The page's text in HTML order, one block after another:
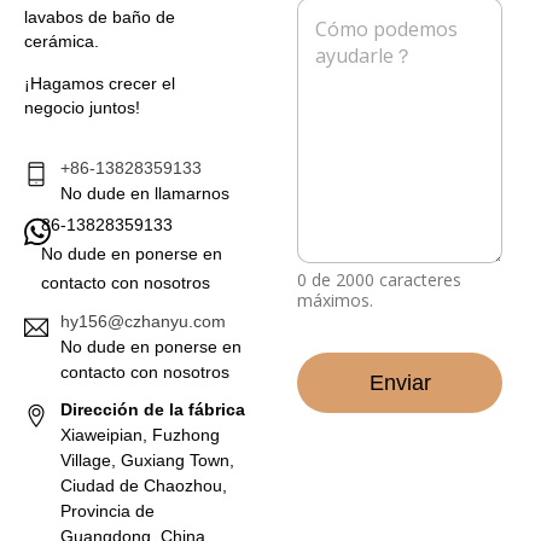
lavabos de baño de
cerámica.
¡Hagamos crecer el
negocio juntos!
+86-13828359133
No dude en llamarnos
86-13828359133
No dude en ponerse en
contacto con nosotros
hy156@czhanyu.com
No dude en ponerse en
contacto con nosotros
Dirección de la fábrica
Xiaweipian, Fuzhong
Village, Guxiang Town,
Ciudad de Chaozhou,
Provincia de
Guangdong, China
c
o
*
o
n
M
0 de 2000 caracteres
máximos.
Enviar